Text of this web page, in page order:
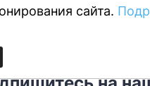
сайта.